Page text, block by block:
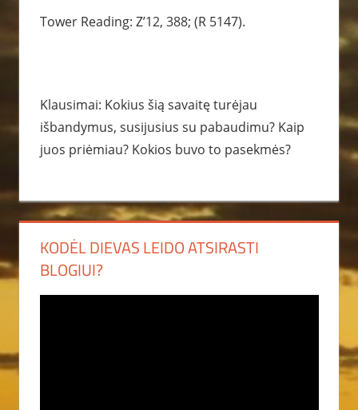
Tower Reading: Z’12, 388; (R 5147).
Klausimai: Kokius šią savaitę turėjau
išbandymus, susijusius su pabaudimu? Kaip
juos priėmiau? Kokios buvo to pasekmės?
KODĖL DIEVAS LEIDO ATSIRASTI
BLOGIUI?